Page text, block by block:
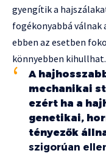
gyengítik a
fogékonyabbá válnak
ebben az esetben
könnyebben kihullhat.
A
mechanikai
ezért ha a
genetikai,
tényezők
szigorúan